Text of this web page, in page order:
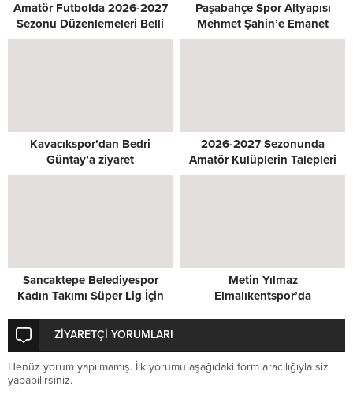
Amatör Futbolda 2026-2027
Sezonu Düzenlemeleri Belli
Oldu
Paşabahçe Spor Altyapısı
Mehmet Şahin’e Emanet
Kavacıkspor’dan Bedri
Güntay’a ziyaret
2026-2027 Sezonunda
Amatör Kulüplerin Talepleri
Masada
Sancaktepe Belediyespor
Kadın Takımı Süper Lig İçin
Metin Yılmaz
Elmalıkentspor’da
ZİYARETÇİ YORUMLARI
Henüz yorum yapılmamış. İlk yorumu aşağıdaki form aracılığıyla siz
yapabilirsiniz.